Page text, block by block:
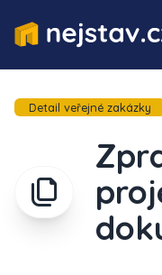
Detail veřejné zakázky